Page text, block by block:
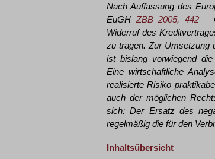
Nach Auffassung des
EuGH ZBB 2005, 442 –
Widerruf des
zu tragen. Zur Umsetzung
ist bislang vorwiegend
Eine wirtschaftliche
realisierte Risiko
auch der möglichen
sich: Der Ersatz des
regelmäßig die für den
Inhaltsübersicht